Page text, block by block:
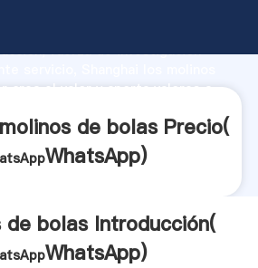
fuerza de investigación
crea el valor y aporta valores a
de bolas Precio(
WhatsApp)
de bolas Introducción(
WhatsApp)